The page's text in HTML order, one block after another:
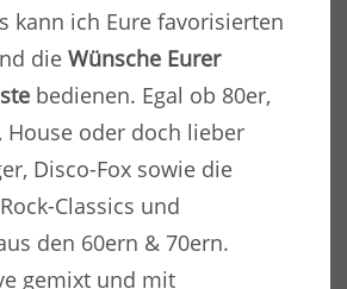
kann ich Eure favorisierten
die Wünsche Eurer
bedienen. Egal ob 80er,
House oder doch lieber
Disco-Fox sowie die
Classics und
den 60ern & 70ern.
gemixt und mit